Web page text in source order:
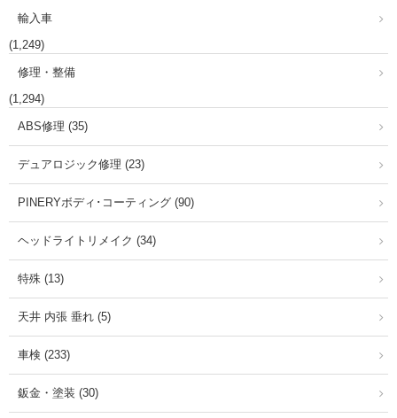
輸入車
(1,249)
修理・整備
(1,294)
ABS修理 (35)
デュアロジック修理 (23)
PINERYボディ･コーティング (90)
ヘッドライトリメイク (34)
特殊 (13)
天井 内張 垂れ (5)
車検 (233)
鈑金・塗装 (30)